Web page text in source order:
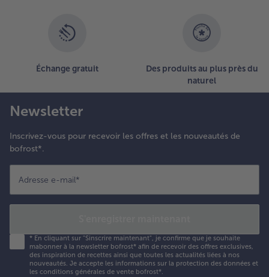
Échange gratuit
Des produits au plus près du
naturel
Newsletter
Inscrivez-vous pour recevoir les offres et les nouveautés de
bofrost*.
Adresse e-mail*
* En cliquant sur "Sinscrire maintenant", je confirme que je souhaite
mabonner à la newsletter bofrost* afin de recevoir des offres exclusives,
des inspiration de recettes ainsi que toutes les actualités liées à nos
nouveautés. Je accepte les informations sur la protection des données et
les conditions générales de vente bofrost*.